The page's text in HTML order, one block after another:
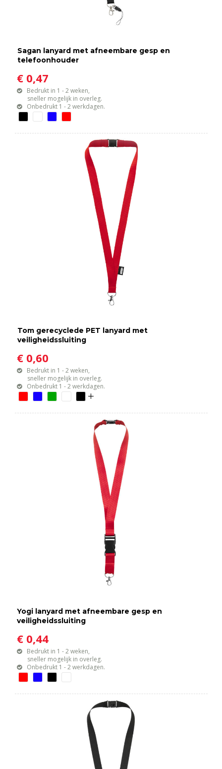
Sagan lanyard met afneembare gesp en
telefoonhouder
€ 0,47
Bedrukt in 1 - 2 weken,
sneller mogelijk in overleg.
Onbedrukt 1 - 2 werkdagen.
Tom gerecyclede PET lanyard met
veiligheidssluiting
€ 0,60
Bedrukt in 1 - 2 weken,
sneller mogelijk in overleg.
Onbedrukt 1 - 2 werkdagen.
Yogi lanyard met afneembare gesp en
veiligheidssluiting
€ 0,44
Bedrukt in 1 - 2 weken,
sneller mogelijk in overleg.
Onbedrukt 1 - 2 werkdagen.